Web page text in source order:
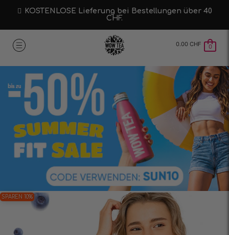
KOSTENLOSE Lieferung bei Bestellungen über 40
CHF.
0.00 CHF 0
SPAREN 10%